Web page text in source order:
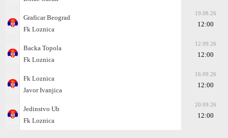
Graficar Beograd
Fk Loznica
19.08.26
12:00
Backa Topola
Fk Loznica
12.09.26
12:00
Fk Loznica
Javor Ivanjica
16.09.26
12:00
Jedinstvo Ub
Fk Loznica
20.09.26
12:00